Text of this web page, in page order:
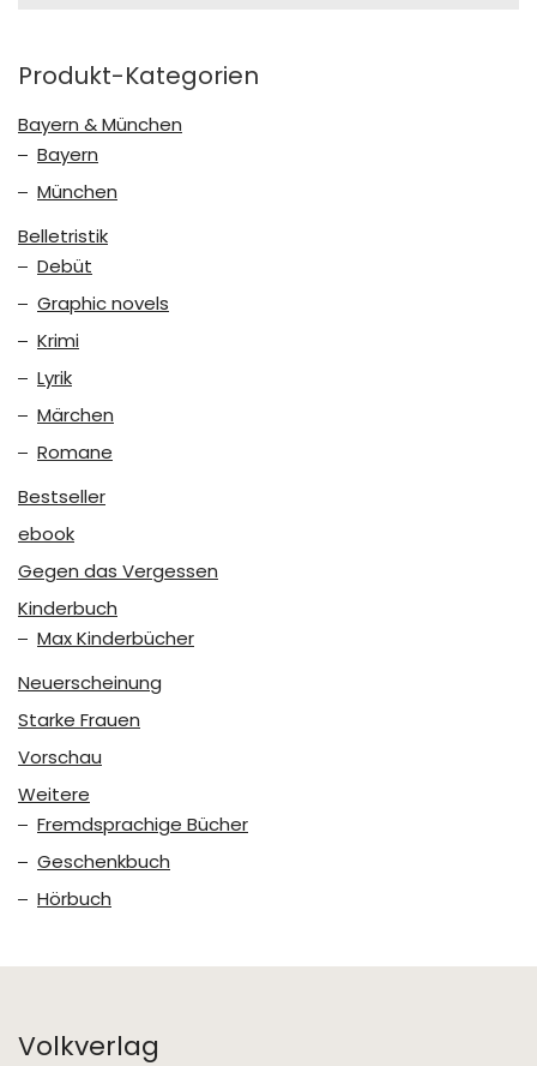
Produkt-Kategorien
Bayern & München
Bayern
München
Belletristik
Debüt
Graphic novels
Krimi
Lyrik
Märchen
Romane
Bestseller
ebook
Gegen das Vergessen
Kinderbuch
Max Kinderbücher
Neuerscheinung
Starke Frauen
Vorschau
Weitere
Fremdsprachige Bücher
Geschenkbuch
Hörbuch
Volkverlag